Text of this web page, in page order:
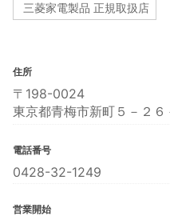
三菱家電製品 正規取扱店
住所
〒198-0024
東京都青梅市新町５－２６
電話番号
0428-32-1249
営業開始